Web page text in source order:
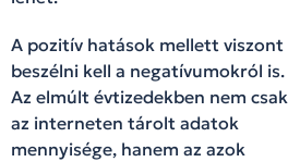
A pozitív hatások mellett viszont
beszélni kell a negatívumokról is.
Az elmúlt évtizedekben nem csak
az interneten tárolt adatok
mennyisége, hanem az azok